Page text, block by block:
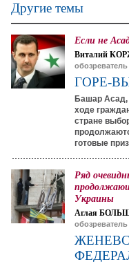
Другие темы
Если не
Виталий
ГОРЕ-
Башар Асад,
ходе
стране
готовые
Ряд
Украины
Аглая